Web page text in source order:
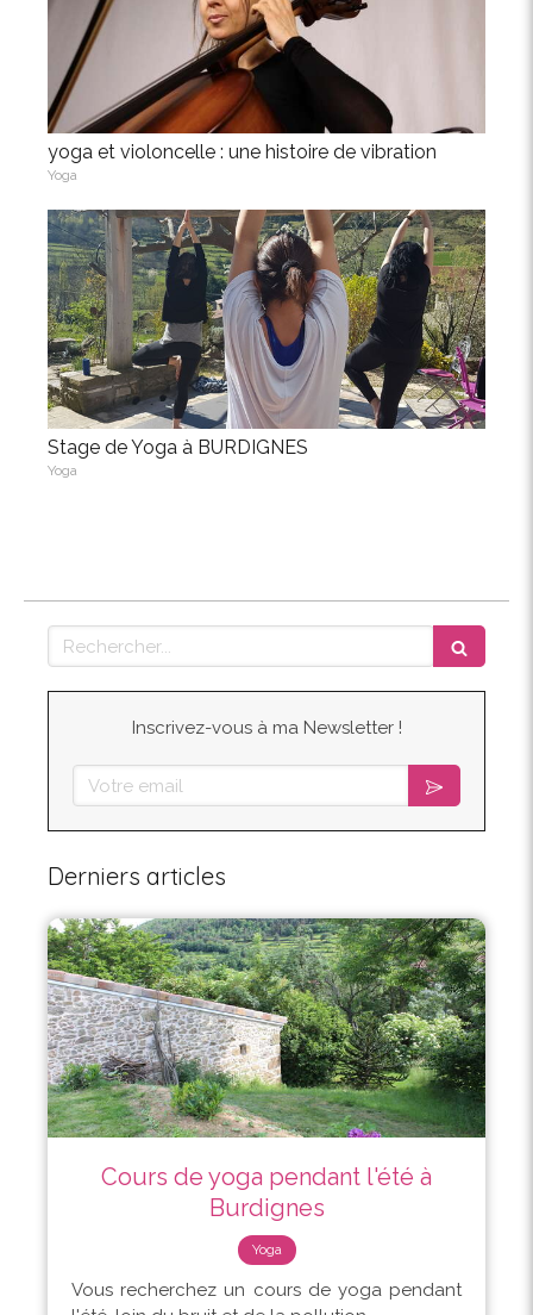
yoga et violoncelle : une histoire de vibration
Yoga
Stage de Yoga à BURDIGNES
Yoga
Rechercher
Inscrivez-vous à ma Newsletter !
Votre email
Derniers articles
Cours de yoga pendant l'été à
Burdignes
Yoga
Vous recherchez un cours de yoga pendant